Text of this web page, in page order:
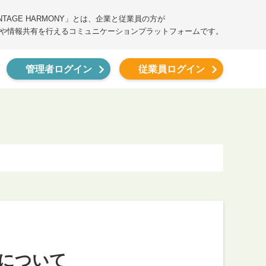
HARMONY」とは、企業と従業員の方が
情報共有を行えるコミュニケーションプラットフォームです。
管理者ログイン 従業員ログイン
ついて